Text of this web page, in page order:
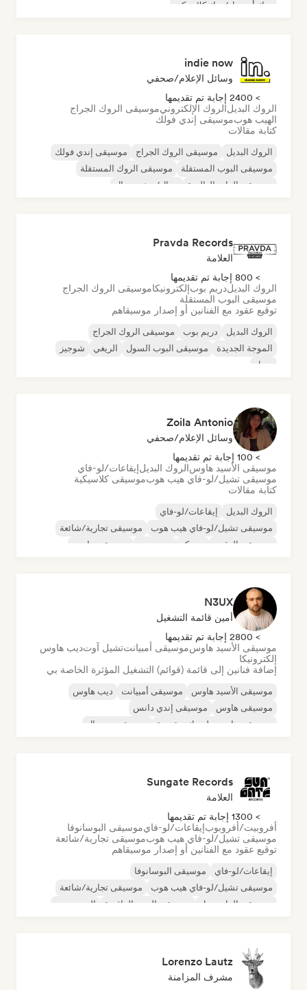
روك أند رول/روك كلاسيكي
indie now
وسائل الإعلام/صحفي
> 2400 إجابة تم تقديمها
الروك البديلالروك الإلكترونيموسيقى الروك الجراج
الهيب هوبموسيقى إندي فولك
كتابة مقالات
الروك البديل موسيقى الروك الجراج
موسيقى إندي فولك
موسيقى البوب المستقلة
موسيقى الروك المستقلة
موسيقى الراب العالمية
ميتال/هيفي ميتال
Pravda Records
العلامة
> 800 إجابة تم تقديمها
الروك البديلدريم بوبإلكترونيكاموسيقى الروك الجراج
موسيقى البوب المستقلة
توقيع عقود مع الفنانين أو إصدار موسيقاهم
الروك البديل دريم بوب
موسيقى الروك الجراج
الموجة الجديدة
موسيقى البوب السول الريغي
شوجيز
سول
Zoila Antonio
وسائل الإعلام/صحفي
> 100 إجابة تم تقديمها
موسيقى الأسيد هاوسالروك البديلإيقاعات/لو-فاي
موسيقى تشيل/لو-فاي هيب هوبموسيقى كلاسيكية
كتابة مقالات
الروك البديل
إيقاعات/لو-فاي
موسيقى تشيل/لو-فاي هيب هوب
موسيقى تجارية/شائعة
موسيقى الرقص
ديسكو موسيقى هاوس
N3UX
أمين قائمة التشغيل
> 2800 إجابة تم تقديمها
موسيقى الأسيد هاوسموسيقى أمبيانتتشيل آوتديب هاوس
إلكترونيكا
إضافة فنانين إلى قائمة (قوائم) التشغيل المؤثرة الخاصة بي
موسيقى الأسيد هاوس موسيقى أمبيانت
ديب هاوس
موسيقى هاوس
موسيقى إندي دانس
موسيقى هاوس ملوديك وتقدمية
موسيقى مينيمال
Sungate Records
العلامة
> 1300 إجابة تم تقديمها
أفروبيت/أفروبوبإيقاعات/لو-فايموسيقى البوسانوفا
موسيقى تشيل/لو-فاي هيب هوبموسيقى تجارية/شائعة
توقيع عقود مع الفنانين أو إصدار موسيقاهم
إيقاعات/لو-فاي
موسيقى البوسانوفا
موسيقى تشيل/لو-فاي هيب هوب
موسيقى تجارية/شائعة
موسيقى الدانسهول
موسيقى البوب الراقصة
الهيب هوب
Lorenzo Lautz
مشرف المزامنة